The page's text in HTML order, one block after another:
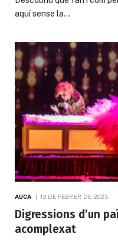
aquí sense la…
AUCA 13 DE FEBRER DE 2025
Digressions d’un
acomplexat